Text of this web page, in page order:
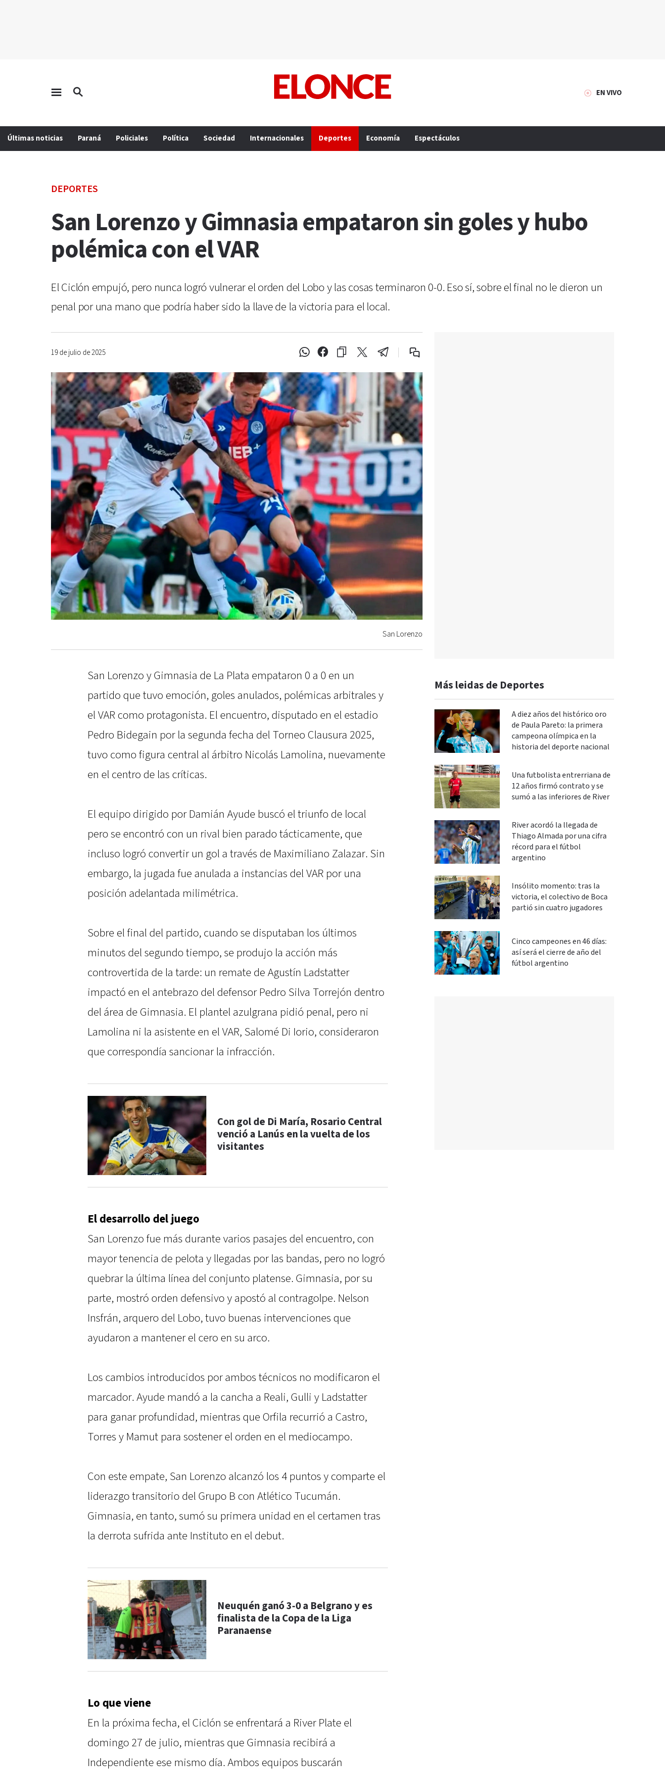
EN VIVO
Últimas noticias Paraná Policiales Política Sociedad Internacionales Deportes Economía Espectáculos
DEPORTES
San Lorenzo y Gimnasia empataron sin goles y hubo
polémica con el VAR
El Ciclón empujó, pero nunca logró vulnerar el orden del Lobo y las cosas terminaron 0-0. Eso sí, sobre el final no le dieron un
penal por una mano que podría haber sido la llave de la victoria para el local.
19 de julio de 2025
San Lorenzo
San Lorenzo y Gimnasia de La Plata empataron 0 a 0 en un
partido que tuvo emoción, goles anulados, polémicas arbitrales y
el VAR como protagonista. El encuentro, disputado en el estadio
Pedro Bidegain por la segunda fecha del Torneo Clausura 2025,
tuvo como figura central al árbitro Nicolás Lamolina, nuevamente
en el centro de las críticas.
El equipo dirigido por Damián Ayude buscó el triunfo de local
pero se encontró con un rival bien parado tácticamente, que
incluso logró convertir un gol a través de Maximiliano Zalazar. Sin
embargo, la jugada fue anulada a instancias del VAR por una
posición adelantada milimétrica.
Sobre el final del partido, cuando se disputaban los últimos
minutos del segundo tiempo, se produjo la acción más
controvertida de la tarde: un remate de Agustín Ladstatter
impactó en el antebrazo del defensor Pedro Silva Torrejón dentro
del área de Gimnasia. El plantel azulgrana pidió penal, pero ni
Lamolina ni la asistente en el VAR, Salomé Di Iorio, consideraron
que correspondía sancionar la infracción.
Con gol de Di María, Rosario Central
venció a Lanús en la vuelta de los
visitantes
El desarrollo del juego
San Lorenzo fue más durante varios pasajes del encuentro, con
mayor tenencia de pelota y llegadas por las bandas, pero no logró
quebrar la última línea del conjunto platense. Gimnasia, por su
parte, mostró orden defensivo y apostó al contragolpe. Nelson
Insfrán, arquero del Lobo, tuvo buenas intervenciones que
ayudaron a mantener el cero en su arco.
Los cambios introducidos por ambos técnicos no modificaron el
marcador. Ayude mandó a la cancha a Reali, Gulli y Ladstatter
para ganar profundidad, mientras que Orfila recurrió a Castro,
Torres y Mamut para sostener el orden en el mediocampo.
Con este empate, San Lorenzo alcanzó los 4 puntos y comparte el
liderazgo transitorio del Grupo B con Atlético Tucumán.
Gimnasia, en tanto, sumó su primera unidad en el certamen tras
la derrota sufrida ante Instituto en el debut.
Neuquén ganó 3-0 a Belgrano y es
finalista de la Copa de la Liga
Paranaense
Lo que viene
En la próxima fecha, el Ciclón se enfrentará a River Plate el
domingo 27 de julio, mientras que Gimnasia recibirá a
Independiente ese mismo día. Ambos equipos buscarán
Más leidas de Deportes
A diez años del histórico oro
de Paula Pareto: la primera
campeona olímpica en la
historia del deporte nacional
Una futbolista entrerriana de
12 años firmó contrato y se
sumó a las inferiores de River
River acordó la llegada de
Thiago Almada por una cifra
récord para el fútbol
argentino
Insólito momento: tras la
victoria, el colectivo de Boca
partió sin cuatro jugadores
Cinco campeones en 46 días:
así será el cierre de año del
fútbol argentino